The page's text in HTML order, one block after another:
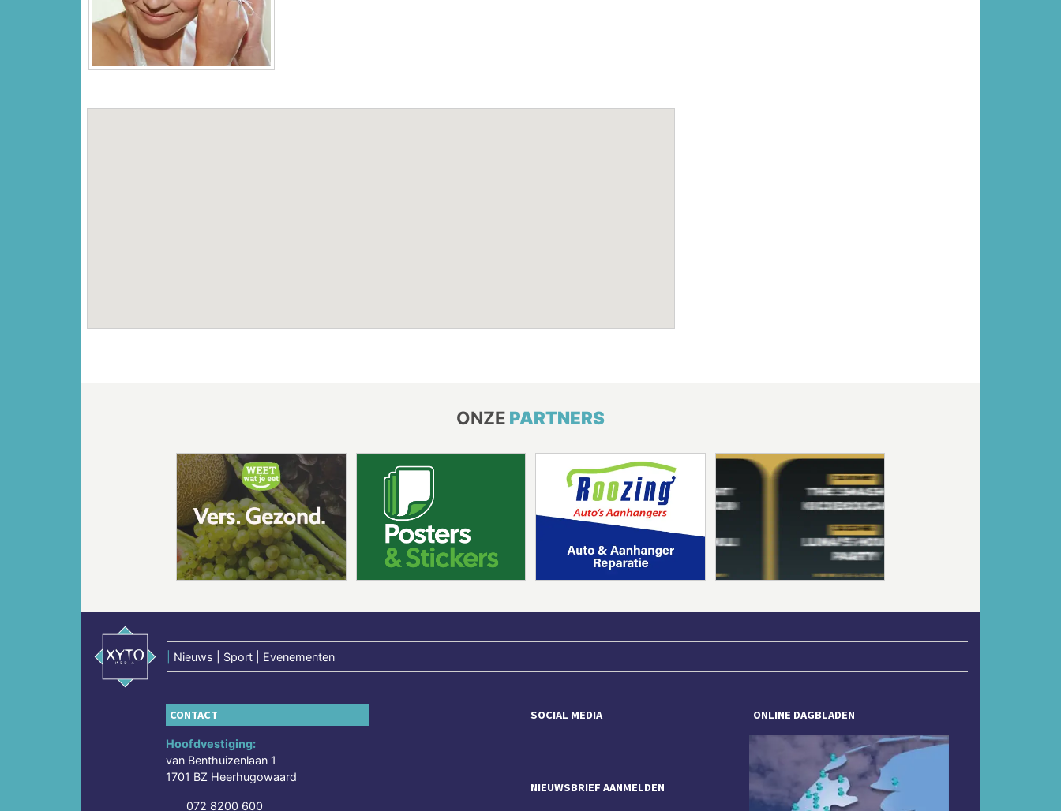
ONZE PARTNERS
Nieuws | Sport | Evenementen
CONTACT
Hoofdvestiging:
van Benthuizenlaan 1
1701 BZ Heerhugowaard
072 8200 600
SOCIAL MEDIA
NIEUWSBRIEF AANMELDEN
ONLINE DAGBLADEN